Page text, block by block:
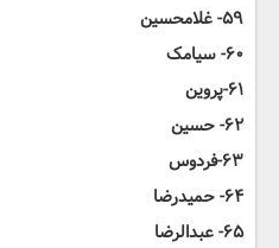
۵۹- غلامحسین
۶۰- سیامک
۶۱-پروین
۶۲- حسین
۶۳-فردوس
۶۴- حمیدرضا
۶۵- عبدالرضا